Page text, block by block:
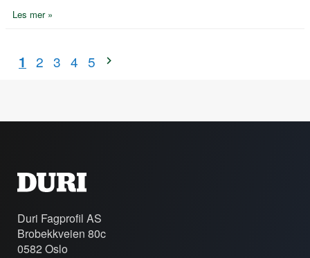
Les mer »
1 2 3 4 5
Duri Fagprofil AS
Brobekkveien 80c
0582 Oslo